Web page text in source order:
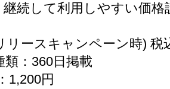
続して利用しやすい価
リースキャンペーン時) 税
：360日掲載
1,200円